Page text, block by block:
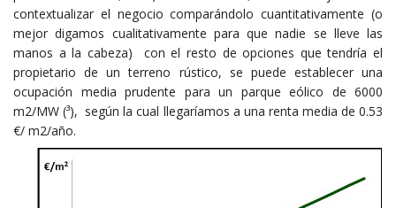
contextualizar el negocio comparándolo cuantitativamente (o
mejor digamos cualitativamente para que nadie se lleve las
manos a la cabeza) con el resto de opciones que tendría el
propietario de un terreno rústico, se puede establecer una
ocupación media prudente para un parque eólico de 6000
m2/MW (³), según la cual llegaríamos a una renta media de 0.53
€/ m2/año.